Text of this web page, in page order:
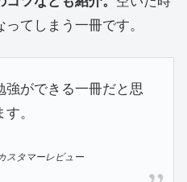
てしまう一冊です。
ができる一冊だと思
す。
スタマーレビュー